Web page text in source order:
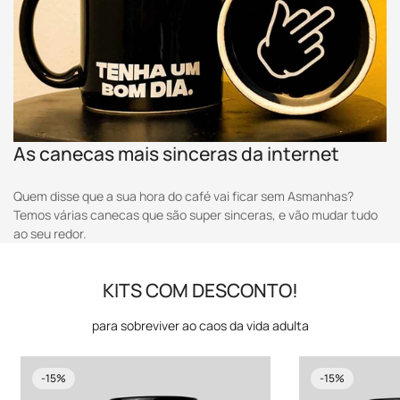
As canecas mais sinceras da internet
Quem disse que a sua hora do café vai ficar sem Asmanhas?
Temos várias canecas que são super sinceras, e vão mudar tudo
ao seu redor.
KITS COM DESCONTO!
para sobreviver ao caos da vida adulta
-15% -15%